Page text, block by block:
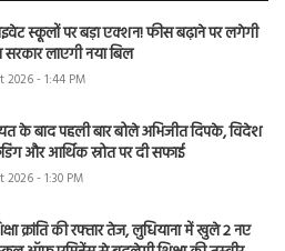
स्कूलों पर बड़ा एक्शन! फीस बढ़ाने पर लगेगी
लाएगी नया बिल
2026 - 1:44 PM
के बाद पहली बार बोले अभिजीत दिपके, विदेश
और आर्थिक स्रोत पर दी सफाई
2026 - 1:30 PM
क्रांति की रफ्तार तेज, लुधियाना में खुले 2 नए